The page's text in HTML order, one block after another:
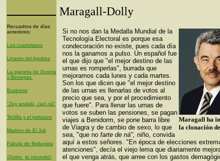
Recuadros de días
anteriores:
Los cuartelazos
Linares del Ajedrez
La ojaneta de Guerra
y Benegas
Business
"Zoy andalú, cazi ná"
Teófila y el pelotazo
Madres de El Juli
Fábula de Bellavista
¡Quino ,te necesito!
Maragall-Dolly
Maragall ha
la clonación
Si no nos dan la Medalla Mundial de la
Tecnología Electoral es porque esa
condecoración no existe, pues cada día
nos la ganamos a pulso. Un español fue
el que dijo que "el mejor destino de las
urnas es romperlas", burrada que
mejoramos cada lunes y cada martes.
Son los que dicen que "el mejor destino
de las urnas es llenarlas de votos al
precio que sea, y por el procedimiento
que fuere". Para llenar las urnas de
votos se suben las pensiones, se pagan
viajes a Benidorm, se pone barra libre
de Viagra y de cambio de sexo, lo que
sea, "que no farte de ná", niño, convida
aquí a estos señores. "En época de elecciones
atenciones", decía el viejo lema que diariamente
el que venga atrás, que arree con los gastos